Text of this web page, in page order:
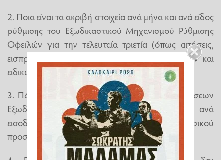
2. Ποια είναι τα ακριβή στοιχεία ανά μήνα και ανά είδος
ρύθμισης του Εξωδικαστικού Μηχανισμού Ρύθμισης
Οφειλών για την τελευταία τριετία (όπως αιτήσεις,
εισπράξεις, πλήθος ρυθμίσεων, απώλειες παγίων και
ειδικών ρυθμίσεων);
3. Πόσες αιτήσεις ειδικών ρυθμίσεων και ρυθμίσεων
Εξωδικαστικού Μηχανισμού έχουν απορριφθεί ανά
εισοδηματική κατηγορία αιτούντος φυσικού
προσώπου ή ανά κύκλο εργασιών επιχείρησης;